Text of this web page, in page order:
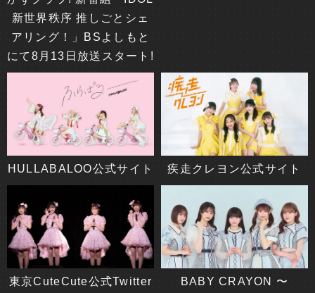
新世界秩序 推しごとシェ
アリング！」BSよしもと
にて8月13日放送スタート!
HULLABALOO公式サイト 疾走クレヨン公式サイト
東京CuteCute公式Twitter
BABY CRAYON 〜